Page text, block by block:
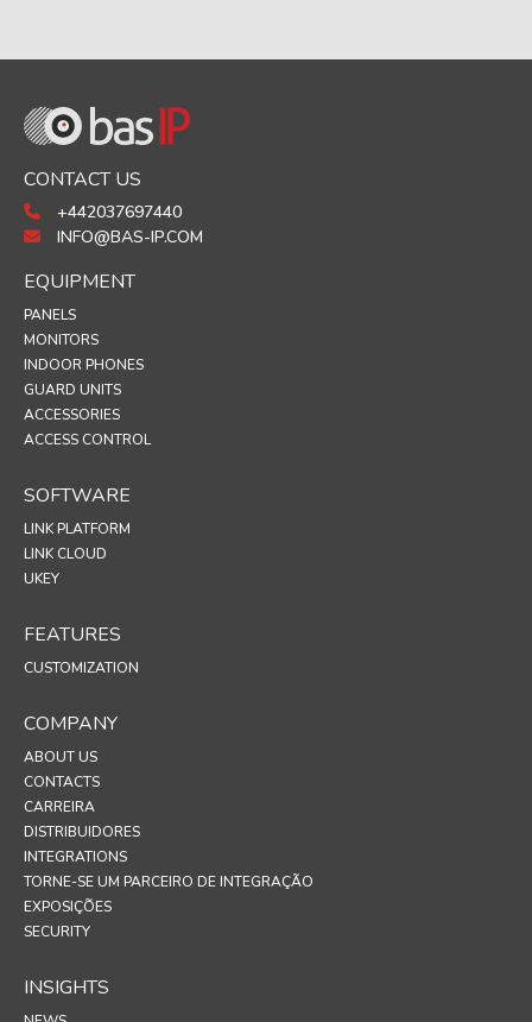
CONTACT US
+442037697440
INFO@BAS-IP.COM
EQUIPMENT
PANELS
MONITORS
INDOOR PHONES
GUARD UNITS
ACCESSORIES
ACCESS CONTROL
SOFTWARE
LINK PLATFORM
LINK CLOUD
UKEY
FEATURES
CUSTOMIZATION
COMPANY
ABOUT US
CONTACTS
CARREIRA
DISTRIBUIDORES
INTEGRATIONS
TORNE-SE UM PARCEIRO DE INTEGRAÇÃO
EXPOSIÇÕES
SECURITY
INSIGHTS